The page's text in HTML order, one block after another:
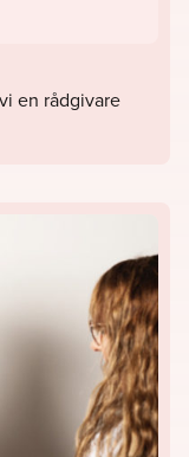
en rådgivare